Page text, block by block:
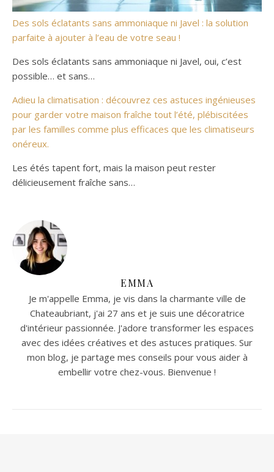
Des sols éclatants sans ammoniaque ni Javel : la solution
parfaite à ajouter à l’eau de votre seau !
Des sols éclatants sans ammoniaque ni Javel, oui, c’est
possible… et sans…
Adieu la climatisation : découvrez ces astuces ingénieuses
pour garder votre maison fraîche tout l’été, plébiscitées
par les familles comme plus efficaces que les climatiseurs
onéreux.
Les étés tapent fort, mais la maison peut rester
délicieusement fraîche sans…
EMMA
Je m'appelle Emma, je vis dans la charmante ville de
Chateaubriant, j'ai 27 ans et je suis une décoratrice
d'intérieur passionnée. J'adore transformer les espaces
avec des idées créatives et des astuces pratiques. Sur
mon blog, je partage mes conseils pour vous aider à
embellir votre chez-vous. Bienvenue !